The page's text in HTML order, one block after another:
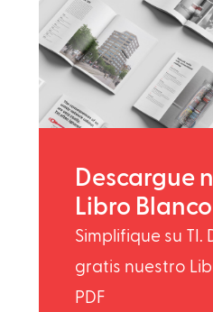
Descargue
Libro
Simplifique su TI.
gratis nuestro
PDF